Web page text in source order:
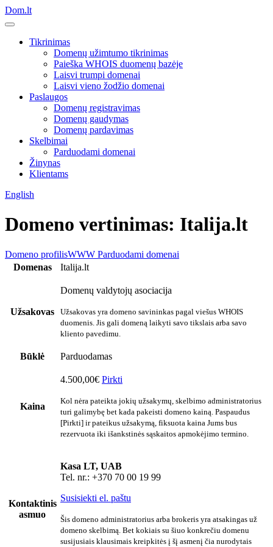
Dom.lt
Tikrinimas
Domenų užimtumo tikrinimas
Paieška WHOIS duomenų bazėje
Laisvi trumpi domenai
Laisvi vieno žodžio domenai
Paslaugos
Domenų registravimas
Domenų gaudymas
Domenų pardavimas
Skelbimai
Parduodami domenai
Žinynas
Klientams
English
Domeno vertinimas: Italija.lt
Domeno profilisWWW Parduodami domenai
Domenas
Italija.lt
Užsakovas
Domenų valdytojų asociacija
Užsakovas yra domeno savininkas pagal viešus WHOIS
duomenis. Jis gali domeną laikyti savo tikslais arba savo
kliento pavedimu.
Būklė Parduodamas
Kaina
4.500,00€ Pirkti
Kol nėra pateikta jokių užsakymų, skelbimo administratorius
turi galimybę bet kada pakeisti domeno kainą. Paspaudus
[Pirkti] ir pateikus užsakymą, fiksuota kaina Jums bus
rezervuota iki išankstinės sąskaitos apmokėjimo termino.
Kontaktinis
asmuo
Kasa LT, UAB
Tel. nr.: +370 70 00 19 99
Susisiekti el. paštu
Šis domeno administratorius arba brokeris yra atsakingas už
domeno skelbimą. Bet kokiais su šiuo konkrečiu domenu
susijusiais klausimais kreipkitės į šį asmenį čia nurodytais